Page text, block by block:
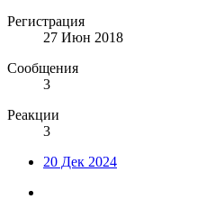
Регистрация
27 Июн 2018
Сообщения
3
Реакции
3
20 Дек 2024